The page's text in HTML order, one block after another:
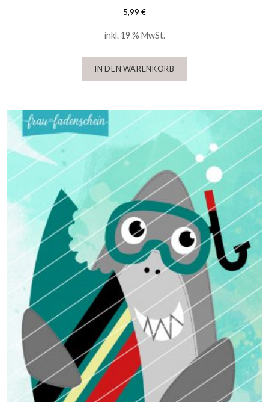
5,99 €
inkl. 19 % MwSt.
IN DEN WARENKORB